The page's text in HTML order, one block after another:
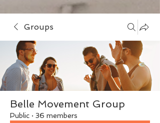
Groups
Belle Movement Group
Public · 36 members